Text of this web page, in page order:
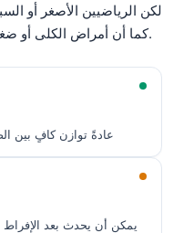
لكن الرياضيين الأصغر أو
كما أن أمراض الكلى أو ضغط الدم تغيّر مجرى الحديث تمامًا.
عادةً توازن كافٍ بين
يمكن أن يحدث بعد